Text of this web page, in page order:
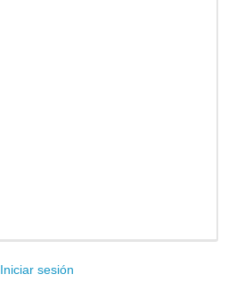
Iniciar sesión